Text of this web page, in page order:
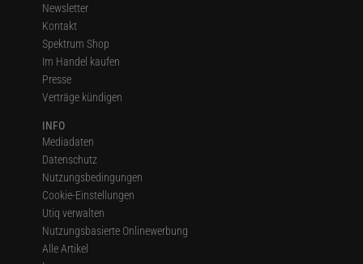
Newsletter
Kontakt
Spektrum Shop
Im Handel kaufen
Presse
Verträge kündigen
INFO
Mediadaten
Datenschutz
Nutzungsbedingungen
Cookie-Einstellungen
Utiq verwalten
Nutzungsbasierte Onlinewerbung
Alle Artikel